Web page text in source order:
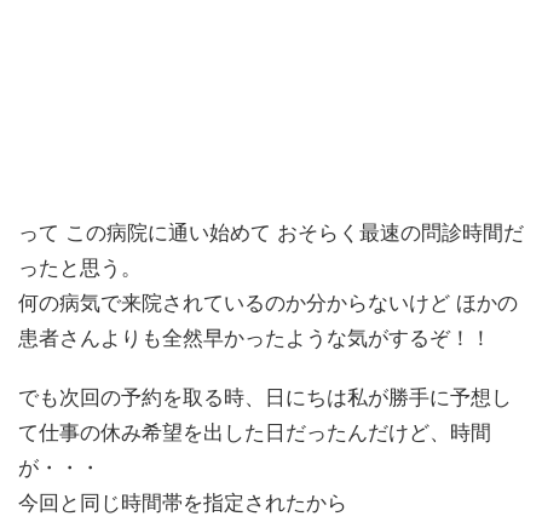
って この病院に通い始めて おそらく最速の問診時間だ
ったと思う。
何の病気で来院されているのか分からないけど ほかの
患者さんよりも全然早かったような気がするぞ！！
でも次回の予約を取る時、日にちは私が勝手に予想し
て仕事の休み希望を出した日だったんだけど、時間
が・・・
今回と同じ時間帯を指定されたから